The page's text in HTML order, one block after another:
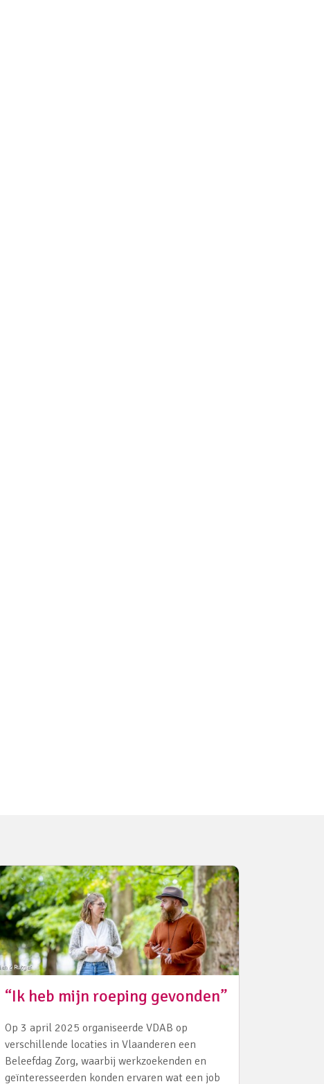
“Ik heb mijn roeping gevonden”
Op 3 april 2025 organiseerde VDAB op
verschillende locaties in Vlaanderen een
Beleefdag Zorg, waarbij werkzoekenden en
geïnteresseerden konden ervaren wat een job